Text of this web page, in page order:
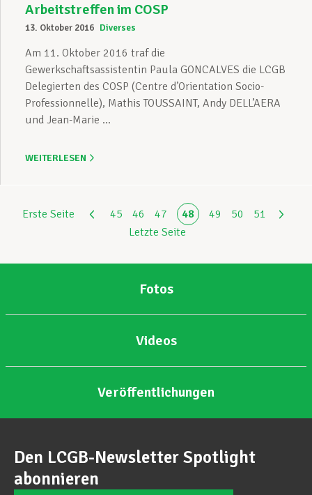
Arbeitstreffen im COSP
13. Oktober 2016 Diverses
Am 11. Oktober 2016 traf die
Gewerkschaftsassistentin Paula GONCALVES die LCGB
Delegierten des COSP (Centre d’Orientation Socio-
Professionnelle), Mathis TOUSSAINT, Andy DELL’AERA
und Jean-Marie ...
WEITERLESEN
Erste Seite 45 46 47 48 49 50
51
Letzte Seite
Fotos
Videos
Veröffentlichungen
Den LCGB-Newsletter Spotlight
abonnieren